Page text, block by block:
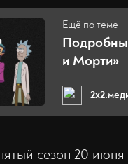
и Морти»
сезон 20 июня